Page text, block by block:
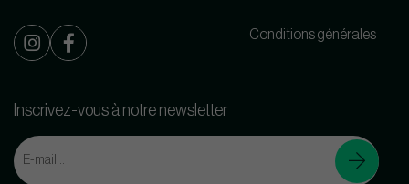
Conditions générales
Inscrivez-vous à notre newsletter